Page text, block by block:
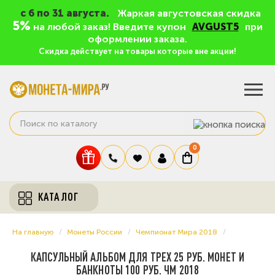
c 6 по 31 августа. Жаркая августовская скидка
5% на любой заказ! Введите купон AVGUST5
при
оформлении заказа.
Скидка действует на товары которые вне акции!
0
КАТАЛОГ
На главную Монеты России Чемпионат Мира 2018
КАПСУЛЬНЫЙ АЛЬБОМ ДЛЯ ТРЕХ 25 РУБ. МОНЕТ И
БАНКНОТЫ 100 РУБ. ЧМ 2018